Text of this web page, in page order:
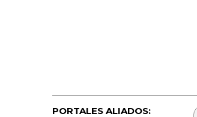
PORTALES ALIADOS: